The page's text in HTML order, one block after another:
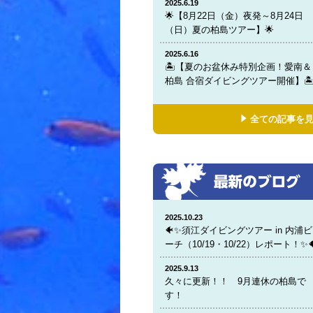
2025.6.19
🌟【8月22日（金）夜発～8月24日
（日）夏の柏島ツアー】🌟
2025.6.16
🏝️【夏のお盆休み特別企画！愛南＆
柏島 合宿ダイビングツアー開催】🏝️
全ての記事を
2025.10.23
🐠✨須江ダイビングツアー in 内浦ビ
ーチ（10/19・10/22）レポート！
2025.9.13
久々に更新！！ 9月連休の柏島で
す！